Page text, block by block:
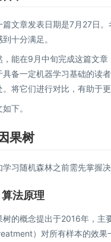
篇文章发表日期是7月27日
十分满足。
，能在9月中旬完成这篇文章
具备一定机器学习基础的读
。将它们进行对比，有助于
下。
果树
学习随机森林之前需先掌握
算法原理
树的概念提出于2016年，
）对所有样本的效